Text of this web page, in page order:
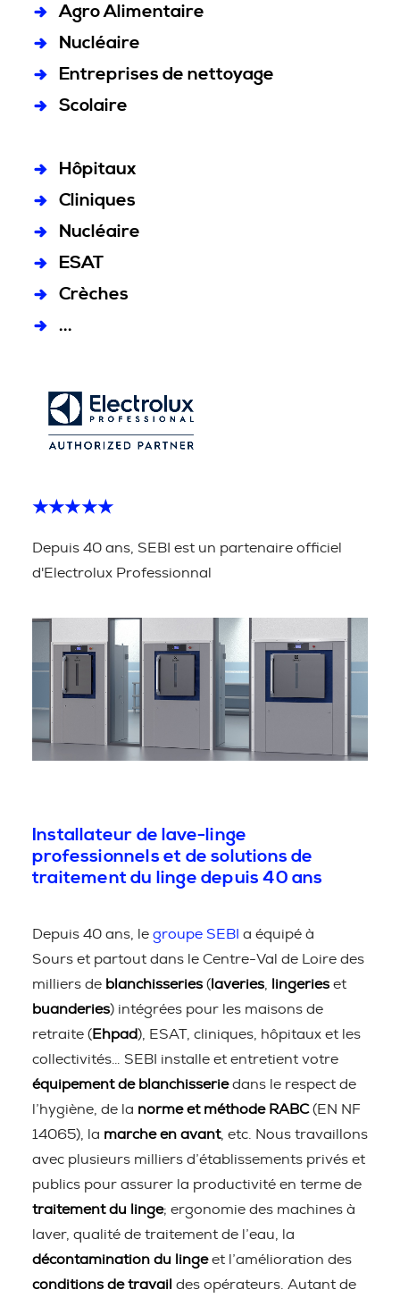
Agro Alimentaire
Nucléaire
Entreprises de nettoyage
Scolaire
Hôpitaux
Cliniques
Nucléaire
ESAT
Crèches
...
★★★★★
Depuis 40 ans, SEBI est un partenaire officiel
d'Electrolux Professionnal
Installateur de lave-linge
professionnels et de solutions de
traitement du linge depuis 40 ans
Depuis 40 ans, le groupe SEBI a équipé à
Sours et partout dans le Centre-Val de Loire des
milliers de blanchisseries ( laveries lingeries et
buanderies) intégrées pour les maisons de
retraite (Ehpad), ESAT, cliniques, hôpitaux et les
collectivités… SEBI installe et entretient votre
équipement de blanchisseriedans le respect de
l’hygiène, de la norme et méthode RABC(EN NF
14065), la marche en avant, etc. Nous travaillons
avec plusieurs milliers d’établissements privés et
publics pour assurer la productivité en terme de
traitement du linge; ergonomie des machines à
laver, qualité de traitement de l’eau, la
décontamination du lingeet l’amélioration des
conditions de travail des opérateurs. Autant de